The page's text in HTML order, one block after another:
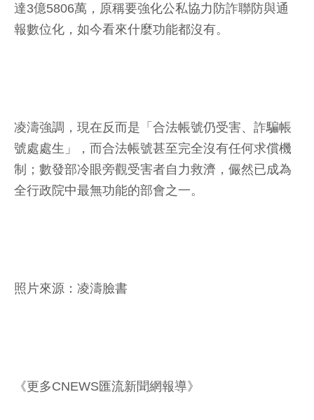
達3億5806萬，原稱要強化公私協力防詐聯防與通
報數位化，如今看來什麼功能都沒有。
凌濤強調，現在反而是「合法帳號仍受害、詐騙帳
號處處生」，而合法帳號甚至完全沒有任何求償機
制；數發部冷眼旁觀受害者自力救濟，儼然已成為
全行政院中最無功能的部會之一。
照片來源：凌濤臉書
《更多CNEWS匯流新聞網報導》